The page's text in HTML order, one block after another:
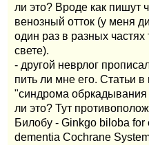
ли это? Вроде как пишут
венозный отток (у меня
один раз в разных частях
свете).
- другой неврлог
пить ли мне его. Статьи
"синдрома обркадывания
ли это? Тут
Билобу - Ginkgo biloba
dementia Cochrane